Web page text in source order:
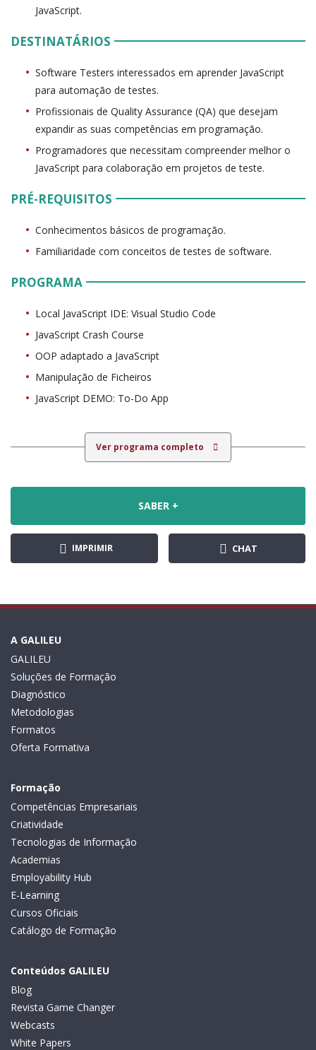
JavaScript.
DESTINATÁRIOS
Software Testers interessados em aprender JavaScript
para automação de testes.
Profissionais de Quality Assurance (QA) que desejam
expandir as suas competências em programação.
Programadores que necessitam compreender melhor o
JavaScript para colaboração em projetos de teste.
PRÉ-REQUISITOS
Conhecimentos básicos de programação.
Familiaridade com conceitos de testes de software.
PROGRAMA
Local JavaScript IDE: Visual Studio Code
JavaScript Crash Course
OOP adaptado a JavaScript
Manipulação de Ficheiros
JavaScript DEMO: To-Do App
Ver programa completo
SABER +
IMPRIMIR CHAT
A GALILEU
GALILEU
Soluções de Formação
Diagnóstico
Metodologias
Formatos
Oferta Formativa
Formação
Competências Empresariais
Criatividade
Tecnologias de Informação
Academias
Employability Hub
E-Learning
Cursos Oficiais
Catálogo de Formação
Conteúdos GALILEU
Blog
Revista Game Changer
Webcasts
White Papers